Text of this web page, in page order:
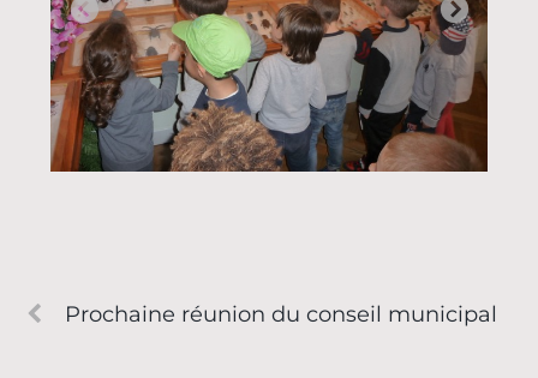
Prochaine réunion du conseil municipal